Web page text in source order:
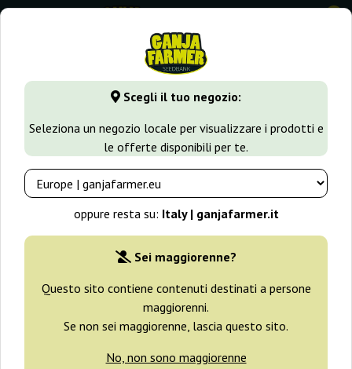
Scegli il tuo negozio:
Seleziona un negozio locale per visualizzare i prodotti e
le offerte disponibili per te.
oppure resta su: Italy | ganjafarmer.it
Sei maggiorenne?
Questo sito contiene contenuti destinati a persone
maggiorenni.
Se non sei maggiorenne, lascia questo sito.
No, non sono maggiorenne
0
GanjaFarmer.it Tipi di Semi Semi Indica Goldmine